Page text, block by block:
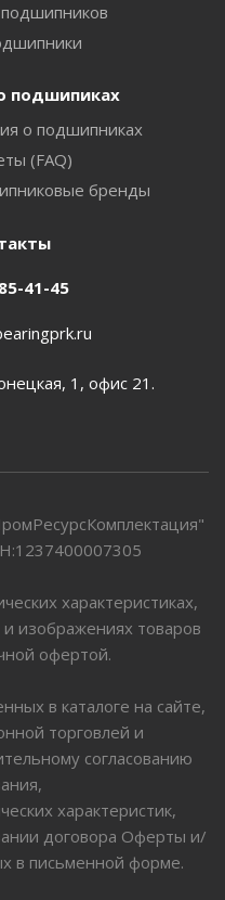
подшипиках
о подшипниках
(FAQ)
бренды
41-45
1, офис 21.
характеристиках,
изображениях товаров
офертой.
в каталоге на сайте,
торговлей и
согласованию
характеристик,
договора Оферты и/
в письменной форме.